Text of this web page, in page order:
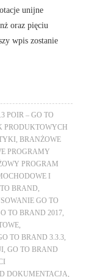
unijne
oraz pięciu
wpis zostanie
POIR – GO TO
PRODUKTOWYCH
,BRANŻOWE
PROGRAMY
PROGRAM
I
BRAND
GO TO
TO BRAND 2017
TO BRAND 3.3.3
,GO TO BRAND
DOKUMENTACJA